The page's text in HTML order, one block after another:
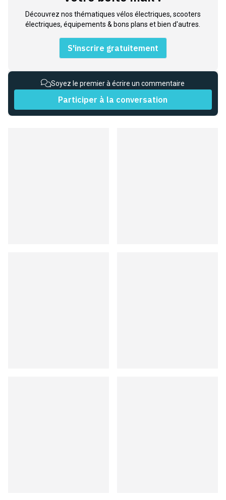
Découvrez nos thématiques vélos électriques, scooters
électriques, équipements & bons plans et bien d'autres.
S'inscrire gratuitement
Soyez le premier à écrire un commentaire
Participer à la conversation